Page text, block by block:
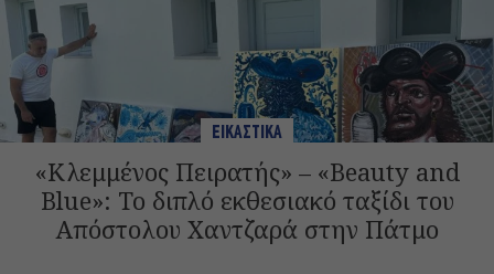
ΕΙΚΑΣΤΙΚΑ
«Κλεμμένος Πειρατής» – «Beauty and
Blue»: Το διπλό εκθεσιακό ταξίδι του
Απόστολου Χαντζαρά στην Πάτμο